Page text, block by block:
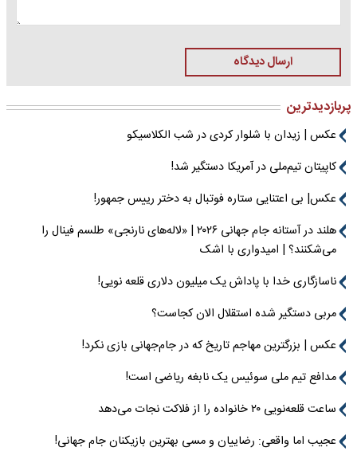
ارسال دیدگاه
پربازدیدترین
عکس | زیدان با شلوار کردی در شب الکلاسیکو
کاپیتان تیم‌ملی در آمریکا دستگیر شد!
عکس| بی اعتنایی ستاره فوتبال به دختر رییس جمهور!
هلند در آستانه جام جهانی ۲۰۲۶ | «لاله‌های نارنجی» طلسم فینال را
می‌شکنند؟ | امیدواری با اشک
ناسازگاری خدا با پاداش یک میلیون دلاری قلعه نویی!
مربی دستگیر شده استقلال الان کجاست؟
عکس | بزرگترین مهاجم تاریخ که در جام‌جهانی بازی نکرد!
مدافع تیم ملی سوئیس یک نابغه ریاضی است!
ساعت قلعه‌نویی ۲۰ خانواده را از فلاکت نجات می‌دهد
عجیب اما واقعی: رضاییان و مسی بهترین بازیکنان جام جهانی!